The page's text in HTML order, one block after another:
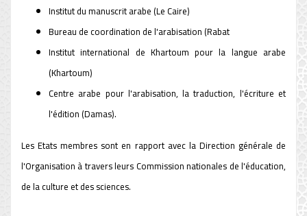
Institut du manuscrit arabe (Le Caire)
Bureau de coordination de l'arabisation (Rabat
Institut international de Khartoum pour la langue arabe
(Khartoum)
Centre arabe pour l'arabisation, la traduction, l'écriture et
l'édition (Damas).
Les Etats membres sont en rapport avec la Direction générale de
l'Organisation à travers leurs Commission nationales de l'éducation,
de la culture et des sciences.